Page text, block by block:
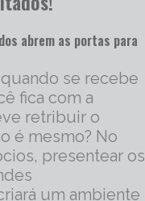
abrem as portas para
se recebe
fica com a
retribuir o
é mesmo? No
presentear os
um ambiente